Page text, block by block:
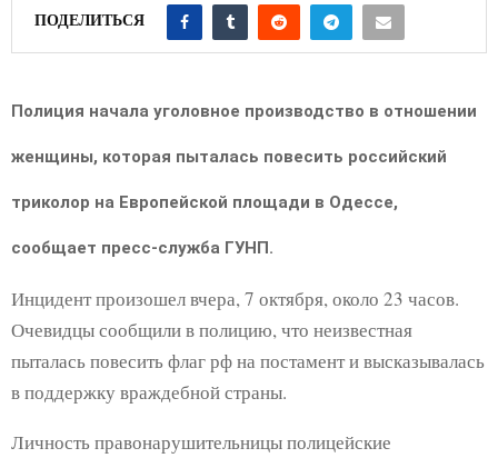
ПОДЕЛИТЬСЯ
Полиция начала уголовное производство в отношении
женщины, которая пыталась повесить российский
триколор на Европейской площади в Одессе,
сообщает пресс-служба ГУНП.
Инцидент произошел вчера, 7 октября, около 23 часов.
Очевидцы сообщили в полицию, что неизвестная
пыталась повесить флаг рф на постамент и высказывалась
в поддержку враждебной страны.
Личность правонарушительницы полицейские